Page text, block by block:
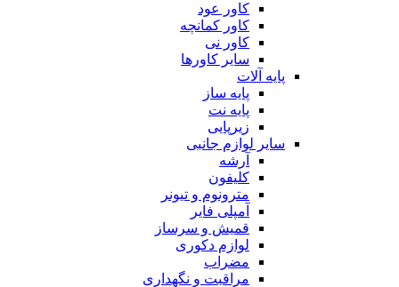
کاور عود
کاور کمانچه
کاور نی
سایر کاورها
پایه آلات
پایه ساز
پایه نت
زیرپایی
سایر لوازم جانبی
آرشه
کلیفون
مترونوم و تیونر
آمپلی فایر
قمیش و سرساز
لوازم دکوری
مضراب
مراقبت و نگهداری